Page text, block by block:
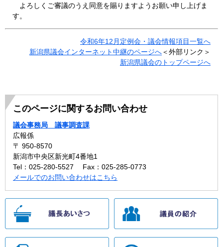
よろしくご審議のうえ同意を賜りますようお願い申し上げま
す。
令和6年12月定例会・議会情報項目一覧へ
新潟県議会インターネット中継のページへ＜外部リンク＞
新潟県議会のトップページへ
このページに関するお問い合わせ
議会事務局 議事調査課
広報係
〒 950-8570
新潟市中央区新光町4番地1
Tel：025-280-5527
Fax：025-285-0773
メールでのお問い合わせはこちら